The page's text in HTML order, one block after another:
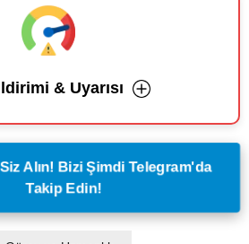
& Uyarısı
Alın! Bizi Şimdi Telegram'da
Takip Edin!